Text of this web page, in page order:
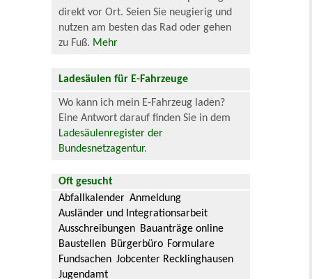
direkt vor Ort. Seien Sie neugierig und
nutzen am besten das Rad oder gehen
zu Fuß. Mehr
Ladesäulen für E-Fahrzeuge
Wo kann ich mein E-Fahrzeug laden?
Eine Antwort darauf finden Sie in dem
Ladesäulenregister der
Bundesnetzagentur.
Oft gesucht
Abfallkalender Anmeldung
Ausländer und Integrationsarbeit
Ausschreibungen Bauanträge online
Baustellen Bürgerbüro Formulare
Fundsachen Jobcenter Recklinghausen
Jugendamt